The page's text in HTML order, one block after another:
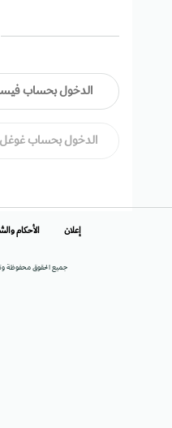
الدخول بحساب
الدخول بحساب غوغل
جميع الحقوق محفوظة
إعلان الأحكام